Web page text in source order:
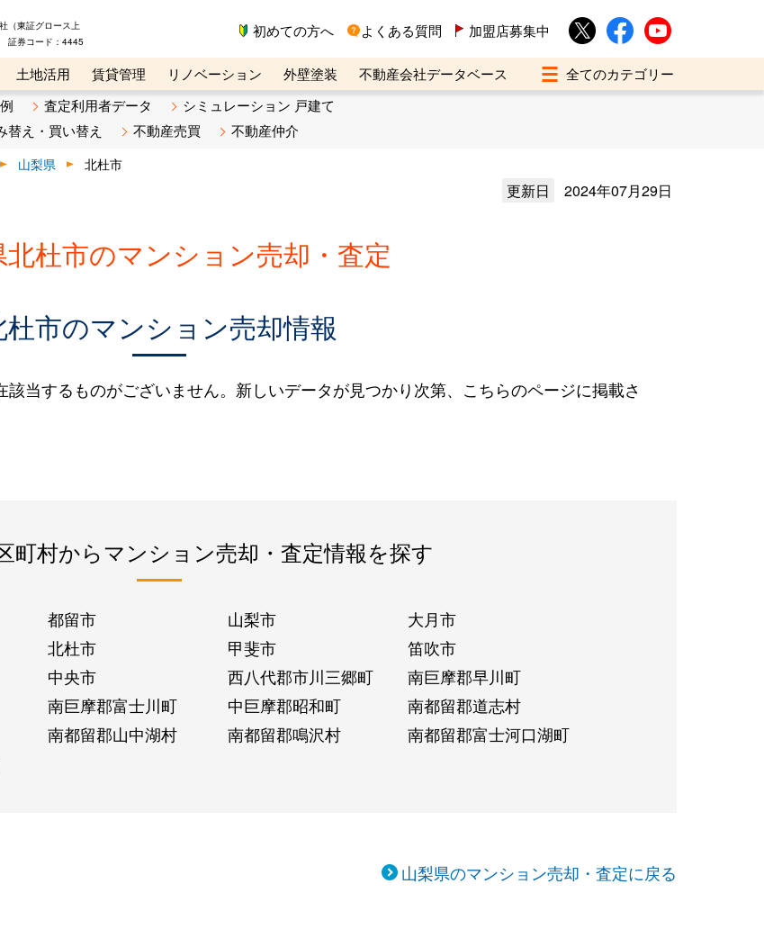
（東証グロース上
券コード：4445
初めての方へ よくある質問 加盟店募集中
土地活用 賃貸管理 リノベーション 外壁塗装
不動産会社データベース
座 リビンマガジンBiz 不動産売却ご相談デスク
査定利用者データ
シミュレーション 戸建て
替え・買い替え 不動産売買 不動産仲介
山梨県 北杜市
更新日 2024年07月29日
北杜市のマンション売却・査定
杜市のマンション売却情報
当するものがございません。新しいデータが見つかり次第、こちらのページに掲載さ
町村からマンション売却・査定情報を探す
都留市 山梨市
大月市
北杜市 甲斐市
笛吹市
中央市 西八代郡市川三郷町
南巨摩郡早川町
南巨摩郡富士川町 中巨摩郡昭和町
南都留郡道志村
南都留郡山中湖村 南都留郡鳴沢村
南都留郡富士河口湖町
山梨県のマンション売却・査定に戻る